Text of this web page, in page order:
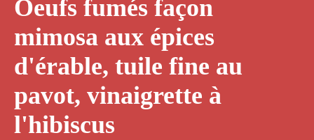
Oeufs fumés façon
mimosa aux épices
d'érable, tuile fine au
pavot, vinaigrette à
l'hibiscus